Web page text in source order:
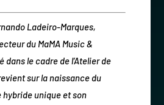
Ladeiro-Marques,
du MaMA Music &
dans le cadre de l’Atelier de
sur la naissance du
hybride unique et son